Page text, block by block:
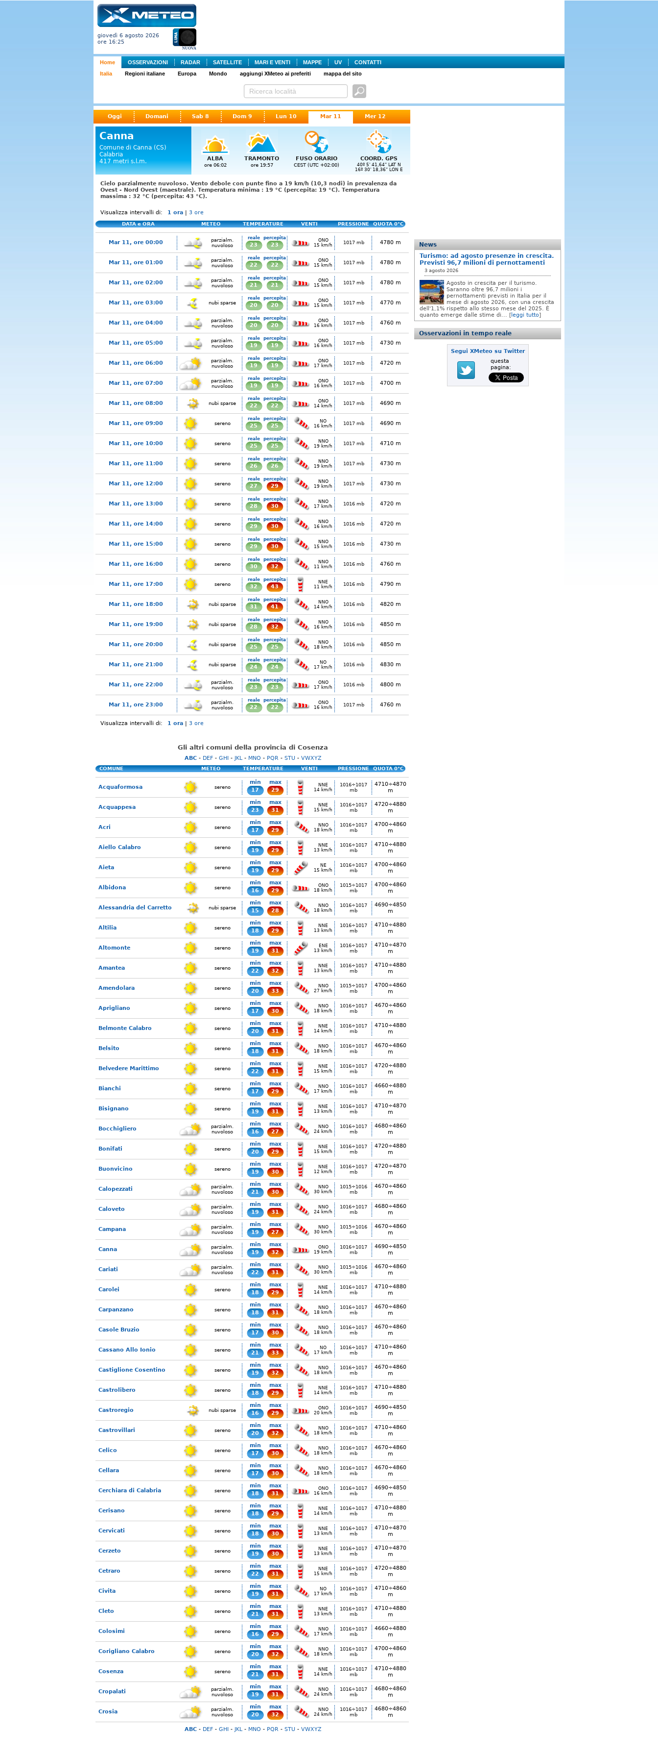
giovedì 6 agosto 2026
ore 16:25
NUOVA
Home OSSERVAZIONI RADAR SATELLITE MARI E VENTI MAPPE UV
CONTATTI
Italia
Regioni italiane Europa Mondo aggiungi XMeteo ai preferiti mappa del sito
Oggi Domani Sab 8 Dom 9 Lun 10 Mar 11 Mer 12
Canna
Comune di Canna (CS)
Calabria
417 metri s.l.m.
ALBA
ore 06:02
TRAMONTO
ore 19:57
FUSO ORARIO
CEST (UTC +02:00)
COORD. GPS
40º 5' 41,64" LAT N
16º 30' 18,36" LON E
Cielo parzialmente nuvoloso. Vento debole con punte fino a 19 km/h (10,3 nodi) in prevalenza da
Ovest - Nord Ovest (maestrale). Temperatura minima : 19 °C (percepita: 19 °C). Temperatura
massima : 32 °C (percepita: 43 °C).
Visualizza intervalli di: 1 ora | 3 ore
DATA e ORA METEO TEMPERATURE VENTI PRESSIONE QUOTA 0°C
Mar 11, ore 00:00
parzialm.
nuvoloso
reale
23
percepita
23
ONO
15 km/h
1017 mb 4780 m
Mar 11, ore 01:00
parzialm.
nuvoloso
reale
22
percepita
22
ONO
15 km/h
1017 mb 4780 m
Mar 11, ore 02:00
parzialm.
nuvoloso
reale
21
percepita
21
ONO
15 km/h
1017 mb 4780 m
Mar 11, ore 03:00 nubi sparse
reale
20
percepita
20
ONO
15 km/h
1017 mb 4770 m
Mar 11, ore 04:00
parzialm.
nuvoloso
reale
20
percepita
20
ONO
16 km/h
1017 mb 4760 m
Mar 11, ore 05:00
parzialm.
nuvoloso
reale
19
percepita
19
ONO
16 km/h
1017 mb 4730 m
Mar 11, ore 06:00
parzialm.
nuvoloso
reale
19
percepita
19
ONO
17 km/h
1017 mb 4720 m
Mar 11, ore 07:00
parzialm.
nuvoloso
reale
19
percepita
19
ONO
16 km/h
1017 mb 4700 m
Mar 11, ore 08:00 nubi sparse
reale
22
percepita
22
ONO
14 km/h
1017 mb 4690 m
Mar 11, ore 09:00 sereno
reale
25
percepita
25
NO
16 km/h
1017 mb 4690 m
Mar 11, ore 10:00 sereno
reale
25
percepita
25
NNO
19 km/h
1017 mb 4710 m
Mar 11, ore 11:00 sereno
reale
26
percepita
26
NNO
19 km/h
1017 mb 4730 m
Mar 11, ore 12:00 sereno
reale
27
percepita
29
NNO
19 km/h
1017 mb 4730 m
Mar 11, ore 13:00 sereno
reale
28
percepita
30
NNO
17 km/h
1016 mb 4720 m
Mar 11, ore 14:00 sereno
reale
29
percepita
30
NNO
16 km/h
1016 mb 4720 m
Mar 11, ore 15:00 sereno
reale
29
percepita
30
NNO
15 km/h
1016 mb 4730 m
Mar 11, ore 16:00 sereno
reale
30
percepita
32
NNO
11 km/h
1016 mb 4760 m
Mar 11, ore 17:00 sereno
reale
32
percepita
43
NNE
11 km/h
1016 mb 4790 m
Mar 11, ore 18:00 nubi sparse
reale
31
percepita
41
NNO
14 km/h
1016 mb 4820 m
Mar 11, ore 19:00 nubi sparse
reale
28
percepita
32
NNO
16 km/h
1016 mb 4850 m
Mar 11, ore 20:00 nubi sparse
reale
25
percepita
25
NNO
18 km/h
1016 mb 4850 m
Mar 11, ore 21:00 nubi sparse
reale
24
percepita
24
NO
17 km/h
1016 mb 4830 m
Mar 11, ore 22:00
parzialm.
nuvoloso
reale
23
percepita
23
ONO
17 km/h
1016 mb 4800 m
Mar 11, ore 23:00
parzialm.
nuvoloso
reale
22
percepita
22
ONO
16 km/h
1017 mb 4760 m
Visualizza intervalli di: 1 ora | 3 ore
Gli altri comuni della provincia di Cosenza
ABC- DEF- GHI- JKL- MNO - PQR - STU - VWXYZ
COMUNE METEO TEMPERATURE VENTI PRESSIONE QUOTA 0°C
Acquaformosa sereno
min
17
max
29
NNE
14 km/h
1016÷1017
mb
4710÷4870
m
Acquappesa sereno
min
23
max
31
NNE
15 km/h
1016÷1017
mb
4720÷4880
m
Acri sereno
min
17
max
29
NNO
18 km/h
1016÷1017
mb
4700÷4860
m
Aiello Calabro sereno
min
19
max
29
NNE
13 km/h
1016÷1017
mb
4710÷4880
m
Aieta sereno
min
19
max
29
NE
15 km/h
1016÷1017
mb
4700÷4860
m
Albidona sereno
min
16
max
29
ONO
18 km/h
1015÷1017
mb
4700÷4860
m
Alessandria del Carretto nubi sparse
min
15
max
28
NNO
18 km/h
1016÷1017
mb
4690÷4850
m
Altilia sereno
min
18
max
29
NNE
13 km/h
1016÷1017
mb
4710÷4880
m
Altomonte sereno
min
19
max
31
ENE
13 km/h
1016÷1017
mb
4710÷4870
m
Amantea sereno
min
22
max
32
NNE
13 km/h
1016÷1017
mb
4710÷4880
m
Amendolara sereno
min
20
max
33
NNO
27 km/h
1015÷1017
mb
4700÷4860
m
Aprigliano sereno
min
17
max
30
NNO
18 km/h
1016÷1017
mb
4670÷4860
m
Belmonte Calabro sereno
min
20
max
31
NNE
14 km/h
1016÷1017
mb
4710÷4880
m
Belsito sereno
min
18
max
31
NNO
18 km/h
1016÷1017
mb
4670÷4860
m
Belvedere Marittimo sereno
min
22
max
31
NNE
15 km/h
1016÷1017
mb
4720÷4880
m
Bianchi sereno
min
17
max
29
NNO
17 km/h
1016÷1017
mb
4660÷4880
m
Bisignano sereno
min
19
max
31
NNE
13 km/h
1016÷1017
mb
4710÷4870
m
Bocchigliero
parzialm.
nuvoloso
min
16
max
27
NNO
24 km/h
1016÷1017
mb
4680÷4860
m
Bonifati sereno
min
20
max
29
NNE
15 km/h
1016÷1017
mb
4720÷4880
m
Buonvicino sereno
min
19
max
30
NNE
12 km/h
1016÷1017
mb
4720÷4870
m
Calopezzati
parzialm.
nuvoloso
min
21
max
30
NNO
30 km/h
1015÷1016
mb
4670÷4860
m
Caloveto
parzialm.
nuvoloso
min
19
max
31
NNO
24 km/h
1016÷1017
mb
4680÷4860
m
Campana
parzialm.
nuvoloso
min
19
max
27
NNO
30 km/h
1015÷1016
mb
4670÷4860
m
Canna
parzialm.
nuvoloso
min
19
max
32
ONO
19 km/h
1016÷1017
mb
4690÷4850
m
Cariati
parzialm.
nuvoloso
min
22
max
31
NNO
30 km/h
1015÷1016
mb
4670÷4860
m
Carolei sereno
min
18
max
29
NNE
14 km/h
1016÷1017
mb
4710÷4880
m
Carpanzano sereno
min
18
max
31
NNO
18 km/h
1016÷1017
mb
4670÷4860
m
Casole Bruzio sereno
min
17
max
30
NNO
18 km/h
1016÷1017
mb
4670÷4860
m
Cassano Allo Ionio sereno
min
21
max
33
NO
17 km/h
1016÷1017
mb
4710÷4860
m
Castiglione Cosentino sereno
min
19
max
32
NNO
18 km/h
1016÷1017
mb
4670÷4860
m
Castrolibero sereno
min
18
max
29
NNE
14 km/h
1016÷1017
mb
4710÷4880
m
Castroregio nubi sparse
min
16
max
29
ONO
20 km/h
1016÷1017
mb
4690÷4850
m
Castrovillari sereno
min
20
max
32
NNO
18 km/h
1016÷1017
mb
4710÷4860
m
Celico sereno
min
17
max
30
NNO
18 km/h
1016÷1017
mb
4670÷4860
m
Cellara sereno
min
17
max
30
NNO
18 km/h
1016÷1017
mb
4670÷4860
m
Cerchiara di Calabria sereno
min
18
max
31
ONO
16 km/h
1016÷1017
mb
4690÷4850
m
Cerisano sereno
min
18
max
29
NNE
14 km/h
1016÷1017
mb
4710÷4880
m
Cervicati sereno
min
18
max
30
NNE
13 km/h
1016÷1017
mb
4710÷4870
m
Cerzeto sereno
min
19
max
30
NNE
13 km/h
1016÷1017
mb
4710÷4870
m
Cetraro sereno
min
22
max
31
NNE
15 km/h
1016÷1017
mb
4720÷4880
m
Civita sereno
min
19
max
31
NO
17 km/h
1016÷1017
mb
4710÷4860
m
Cleto sereno
min
21
max
31
NNE
13 km/h
1016÷1017
mb
4710÷4880
m
Colosimi sereno
min
16
max
29
NNO
17 km/h
1016÷1017
mb
4660÷4880
m
Corigliano Calabro sereno
min
20
max
32
NNO
18 km/h
1016÷1017
mb
4700÷4860
m
Cosenza sereno
min
21
max
31
NNE
14 km/h
1016÷1017
mb
4710÷4880
m
Cropalati
parzialm.
nuvoloso
min
19
max
31
NNO
24 km/h
1016÷1017
mb
4680÷4860
m
Crosia
parzialm.
nuvoloso
min
20
max
32
NNO
24 km/h
1016÷1017
mb
4680÷4860
m
ABC- DEF- GHI- JKL- MNO - PQR - STU - VWXYZ
News
Turismo: ad agosto presenze in crescita.
Previsti 96,7 milioni di pernottamenti
3 agosto 2026
Agosto in crescita per il turismo.
Saranno oltre 96,7 milioni i
pernottamenti previsti in Italia per il
mese di agosto 2026, con una crescita
dell'1,1% rispetto allo stesso mese del 2025. È
quanto emerge dalle stime di... [ leggi tutto]
Osservazioni in tempo reale
Segui XMeteo su Twitter
questa
pagina: